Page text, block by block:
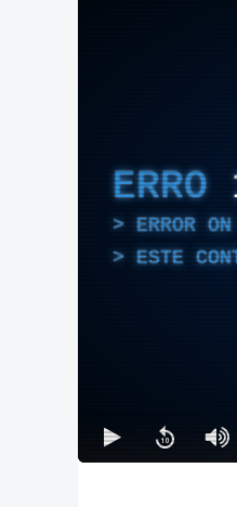
ERRO
ERROR
ESTE